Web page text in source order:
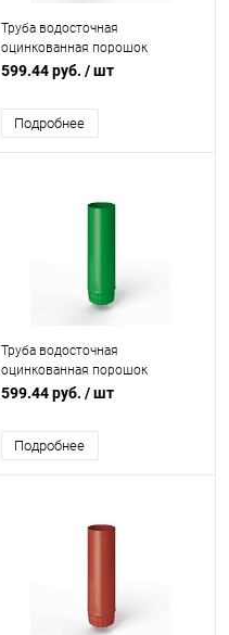
Труба водосточная
оцинкованная порошок
ф125х1250мм RAL 7030
599.44 руб. / шт
Подробнее
Труба водосточная
оцинкованная порошок
ф125х1250мм RAL 6037
599.44 руб. / шт
Подробнее